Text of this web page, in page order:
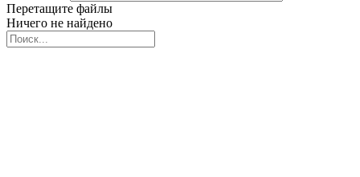
Перетащите файлы
Ничего не найдено